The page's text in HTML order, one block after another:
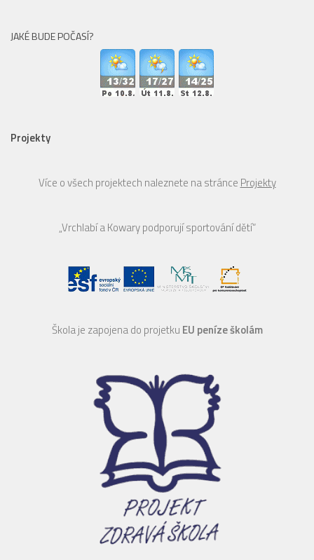
JAKÉ BUDE POČASÍ?
Projekty
Více o všech projektech naleznete na stránce Projekty
„Vrchlabí a Kowary podporují sportování dětí“
Škola je zapojena do projetku EU peníze školám